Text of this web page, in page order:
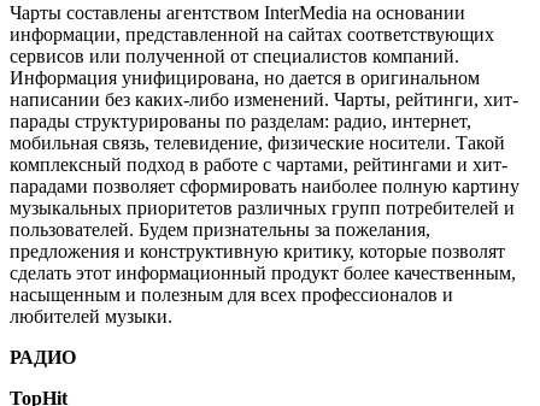
Чарты составлены агентством InterMedia на основании
информации, представленной на сайтах соответствующих
сервисов или полученной от специалистов компаний.
Информация унифицирована, но дается в оригинальном
написании без каких-либо изменений. Чарты, рейтинги, хит-
парады структурированы по разделам: радио, интернет,
мобильная связь, телевидение, физические носители. Такой
комплексный подход в работе с чартами, рейтингами и хит-
парадами позволяет сформировать наиболее полную картину
музыкальных приоритетов различных групп потребителей и
пользователей. Будем признательны за пожелания,
предложения и конструктивную критику, которые позволят
сделать этот информационный продукт более качественным,
насыщенным и полезным для всех профессионалов и
любителей музыки.
РАДИО
TopHit